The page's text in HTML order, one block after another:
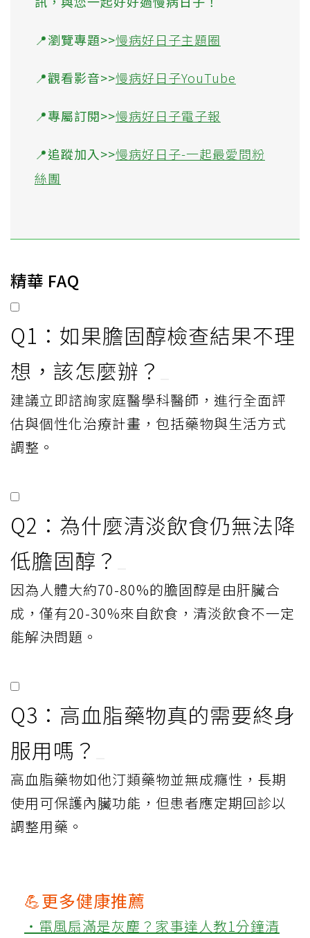
📍瀏覽專題>>慢病好日子主題圈
📍觀看影音>>慢病好日子YouTube
📍專屬訂閱>>慢病好日子電子報
📍追蹤加入>>慢病好日子-一起最愛問粉
絲團
精華 FAQ
Q1：如果膽固醇檢查結果不理
想，該怎麼辦？
建議立即諮詢家庭醫學科醫師，進行全面評
估與個性化治療計畫，包括藥物與生活方式
調整。
Q2：為什麼清淡飲食仍無法降
低膽固醇？
因為人體大約70-80%的膽固醇是由肝臟合
成，僅有20-30%來自飲食，清淡飲食不一定
能解決問題。
Q3：高血脂藥物真的需要終身
服用嗎？
高血脂藥物如他汀類藥物並無成癮性，長期
使用可保護內臟功能，但患者應定期回診以
調整用藥。
💪更多健康推薦
‧電風扇滿是灰塵？家事達人教1分鐘清